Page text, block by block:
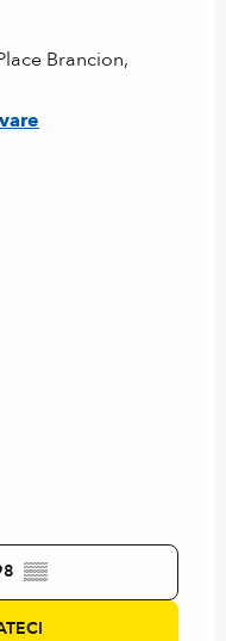
Brancion,
▒▒